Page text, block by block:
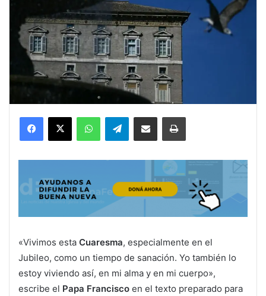
Telegram
«Vivimos esta Cuaresma, especialmente en el
Jubileo, como un tiempo de sanación. Yo también lo
estoy viviendo así, en mi alma y en mi cuerpo»,
escribe el Papa Francisco en el texto preparado para